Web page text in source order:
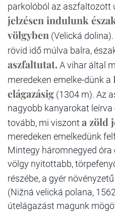
parkolóból az aszfaltozott
jelzésen indulunk
völgyben (Velická
rövid idő múlva balra,
aszfaltutat.A vihar által
meredeken emelke-dünk a
elágazásig (1304 m). Az
nagyobb kanyarokat
tovább, mi viszonta zöld
meredeken emelkedünk
Mintegy háromnegyed óra
völgy nyitottabb,
részébe, a gyér növényzetű
(Nižná velická polana,
útelágazást magunk